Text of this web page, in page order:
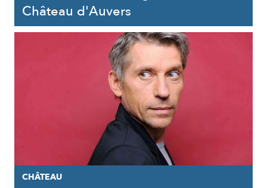
Château d'Auvers
CHÂTEAU